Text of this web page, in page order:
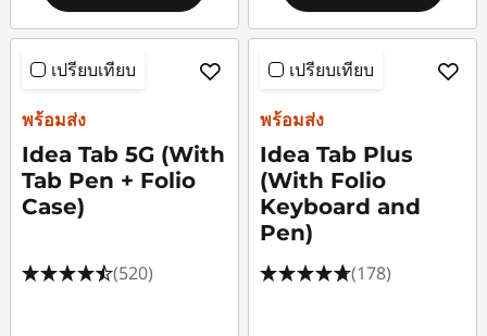
เปรียบเทียบ
พร้อมส่ง
Idea Tab 5G (With
Tab Pen + Folio
Case)
(520)
เปรียบเทียบ
พร้อมส่ง
Idea Tab Plus
(With Folio
Keyboard and
Pen)
(178)